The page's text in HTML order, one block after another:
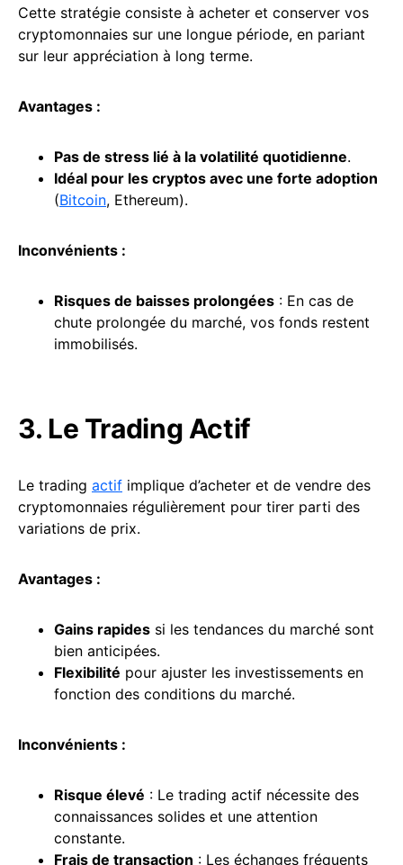
Cette stratégie consiste à acheter et conserver vos
cryptomonnaies sur une longue période, en pariant
sur leur appréciation à long terme.
Avantages :
Pas de stress lié à la volatilité quotidienne.
Idéal pour les cryptos avec une forte adoption
(Bitcoin, Ethereum).
Inconvénients :
Risques de baisses prolongées : En cas de
chute prolongée du marché, vos fonds restent
immobilisés.
3. Le Trading Actif
Le trading actif implique d’acheter et de vendre des
cryptomonnaies régulièrement pour tirer parti des
variations de prix.
Avantages :
Gains rapides si les tendances du marché sont
bien anticipées.
Flexibilité pour ajuster les investissements en
fonction des conditions du marché.
Inconvénients :
Risque élevé : Le trading actif nécessite des
connaissances solides et une attention
constante.
Frais de transaction : Les échanges fréquents